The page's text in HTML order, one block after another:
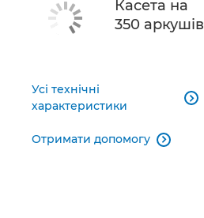
Касета на
350 аркушів
Усі технічні
характеристики

Отримати допомогу 